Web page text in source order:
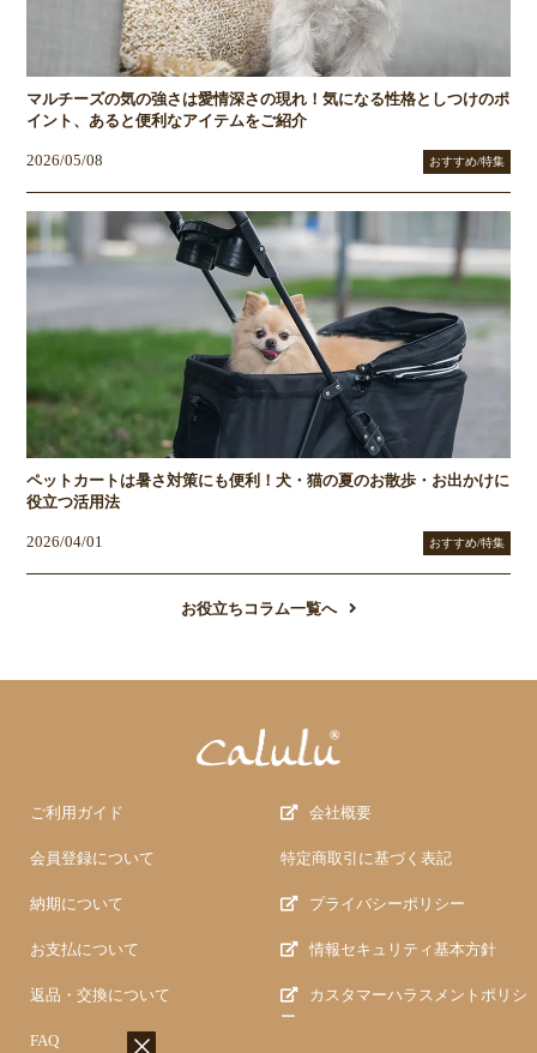
マルチーズの気の強さは愛情深さの現れ！気になる性格としつけのポ
イント、あると便利なアイテムをご紹介
2026/05/08 おすすめ/特集
ペットカートは暑さ対策にも便利！犬・猫の夏のお散歩・お出かけに
役立つ活用法
2026/04/01 おすすめ/特集
お役立ちコラム一覧へ
ご利用ガイド
会員登録について
納期について
お支払について
返品・交換について
FAQ
会社概要
特定商取引に基づく表記
プライバシーポリシー
情報セキュリティ基本方針
カスタマーハラスメントポリシ
ー